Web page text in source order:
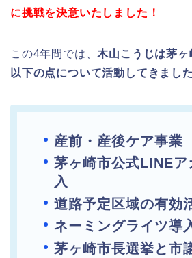
に挑戦を決意いたしました！
この4年間では、木山こうじは茅
以下の点について活動してきました
産前・産後ケア事業
茅ヶ崎市公式LINEア
入
道路予定区域の有効
ネーミングライツ導
茅ヶ崎市長選挙と市